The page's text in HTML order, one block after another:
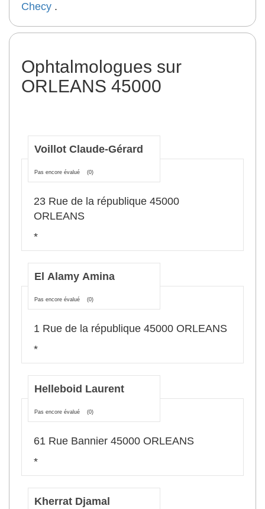
Checy .
Ophtalmologues sur
ORLEANS 45000
Voillot Claude-Gérard
Pas encore évalué (0)
23 Rue de la république 45000
ORLEANS
*
El Alamy Amina
Pas encore évalué (0)
1 Rue de la république 45000 ORLEANS
*
Helleboid Laurent
Pas encore évalué (0)
61 Rue Bannier 45000 ORLEANS
*
Kherrat Djamal